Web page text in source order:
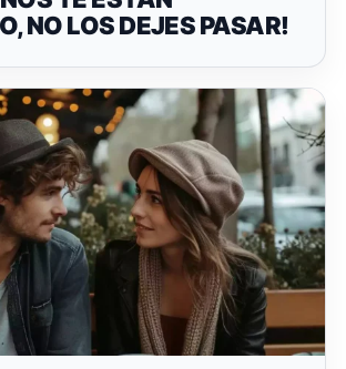
NO LOS DEJES PASAR!